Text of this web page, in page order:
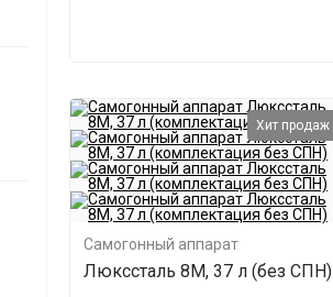
Хит продаж
Самогонный аппарат
Люкссталь 8М, 37 л (без СПН)